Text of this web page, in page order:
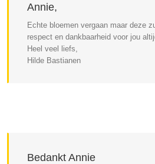
Annie,
Echte bloemen vergaan maar deze
respect en dankbaarheid voor jou
Heel veel liefs,
Hilde Bastianen
Bedankt Annie